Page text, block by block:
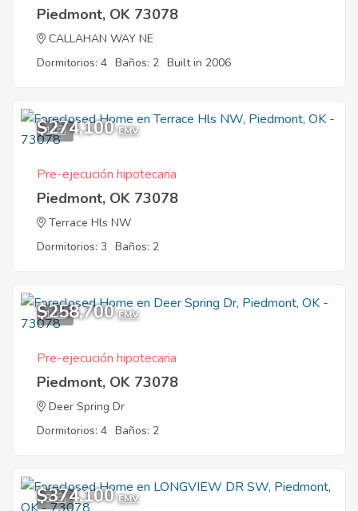
Piedmont, OK 73078
CALLAHAN WAY NE
Dormitorios: 4 Baños: 2 Built in 2006
1
$274,100 EMV
Pre-ejecución hipotecaria
Piedmont, OK 73078
Terrace Hls NW
Dormitorios: 3 Baños: 2
1
$258,700 EMV
Pre-ejecución hipotecaria
Piedmont, OK 73078
Deer Spring Dr
Dormitorios: 4 Baños: 2
8
$374,100 EMV